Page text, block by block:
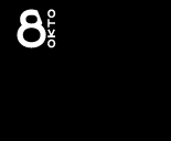
Zum
Inhalt
springen